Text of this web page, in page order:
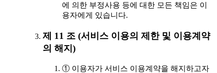
에 의한 부정사용 등에 대한 모든 책임은 이
용자에게 있습니다.
제 11 조 (서비스 이용의 제한 및 이용계약
의 해지)
① 이용자가 서비스 이용계약을 해지하고자